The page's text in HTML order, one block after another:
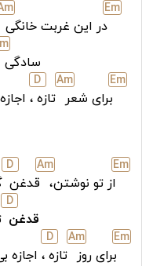
Em
در این غربت خانگی
m
سادگی
Em
برای شعر
Am
تازه
D
،
Em
از تو نوشتن،
Am
قدغن
D
قدغن
D
Em
برای روز
Am
تازه
D
، اجازه